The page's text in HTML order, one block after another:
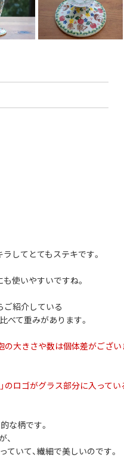
してとてもステキです。
使いやすいですね。
ご紹介している
べて重みがあります。
大きさや数は個体差がござ
のロゴがグラス部分に入っ
な柄です。
いて、繊細で美しいのです。